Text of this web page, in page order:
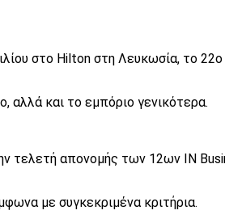
στο Hilton στη Λευκωσία, το
αλλά και το εμπόριο γενικότερα.
τελετή απονομής των 12ων IN
με συγκεκριμένα κριτήρια.